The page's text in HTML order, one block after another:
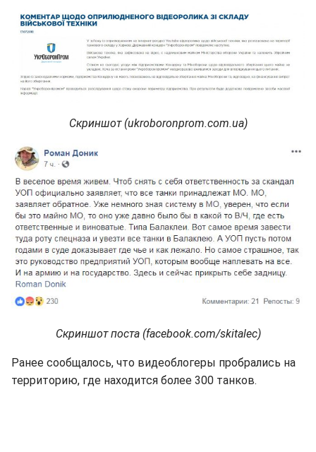
Скриншот (ukroboronprom.com.ua)
Скриншот поста (facebook.com/skitalec)
Ранее сообщалось, что видеоблогеры пробрались на
территорию, где находится более 300 танков.